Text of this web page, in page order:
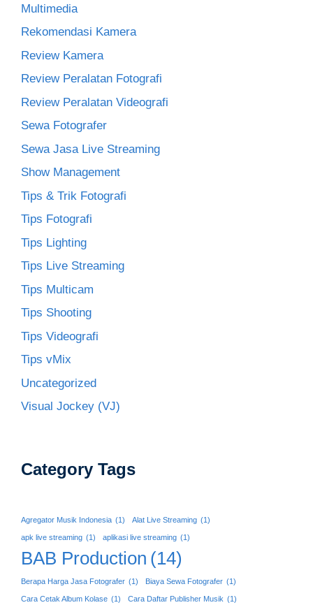
Multimedia
Rekomendasi Kamera
Review Kamera
Review Peralatan Fotografi
Review Peralatan Videografi
Sewa Fotografer
Sewa Jasa Live Streaming
Show Management
Tips & Trik Fotografi
Tips Fotografi
Tips Lighting
Tips Live Streaming
Tips Multicam
Tips Shooting
Tips Videografi
Tips vMix
Uncategorized
Visual Jockey (VJ)
Category Tags
Agregator Musik Indonesia (1) Alat Live Streaming (1)
apk live streaming (1) aplikasi live streaming (1)
BAB Production (14)
Berapa Harga Jasa Fotografer (1) Biaya Sewa Fotografer (1)
Cara Cetak Album Kolase (1) Cara Daftar Publisher Musik (1)